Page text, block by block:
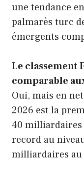
une tendance
palmarès turc
émergents
Le classement
comparable
Oui, mais en
2026 est la
40 milliardaires
record au
milliardaires